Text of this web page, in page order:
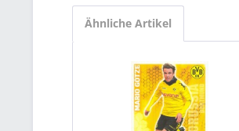
Ähnliche Artikel